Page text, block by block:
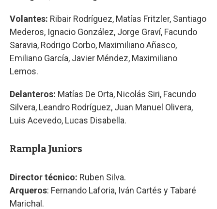
Volantes: Ribair Rodríguez, Matías Fritzler, Santiago
Mederos, Ignacio González, Jorge Graví, Facundo
Saravia, Rodrigo Corbo, Maximiliano Añasco,
Emiliano García, Javier Méndez, Maximiliano
Lemos.
Delanteros: Matías De Orta, Nicolás Siri, Facundo
Silvera, Leandro Rodríguez, Juan Manuel Olivera,
Luis Acevedo, Lucas Disabella.
Rampla Juniors
Director técnico: Ruben Silva.
Arqueros: Fernando Laforia, Iván Cartés y Tabaré
Marichal.